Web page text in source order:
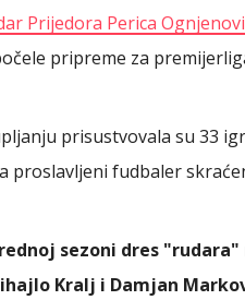
Prijedora Perica
pripreme za
prisustvovala su 33
proslavljeni fudbaler
sezoni dres
Kralj i Damjan